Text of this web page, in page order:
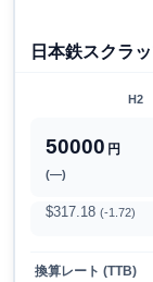
日本鉄スクラ
H2
50000 円
(―)
$317.18 (-1.72)
換算レート (TTB)